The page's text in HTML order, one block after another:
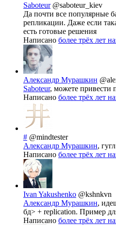
Saboteur @saboteur_kiev
Да почти все популярные
репликации. Даже если
есть готовые решения
Написано более трёх лет
Александр Мурашкин
Saboteur, можете привести
Написано более трёх лет
# @mindtester
Александр Мурашкин,
Написано более трёх лет
Ivan Yakushenko @kshnkvn
Александр Мурашкин,
бд> + replication. Пример
Написано более трёх лет